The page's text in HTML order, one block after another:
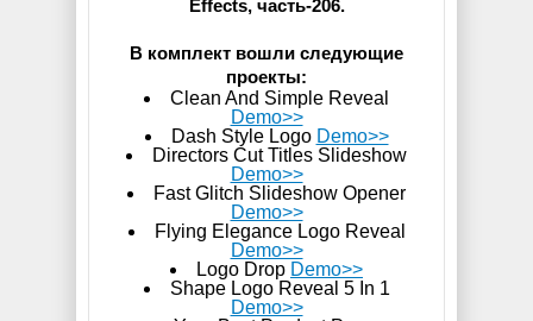
Effects, часть-206.
В комплект вошли следующие
проекты:
Clean And Simple Reveal
Demo>>
Dash Style Logo Demo>>
Directors Cut Titles Slideshow
Demo>>
Fast Glitch Slideshow Opener
Demo>>
Flying Elegance Logo Reveal
Demo>>
Logo Drop Demo>>
Shape Logo Reveal 5 In 1
Demo>>